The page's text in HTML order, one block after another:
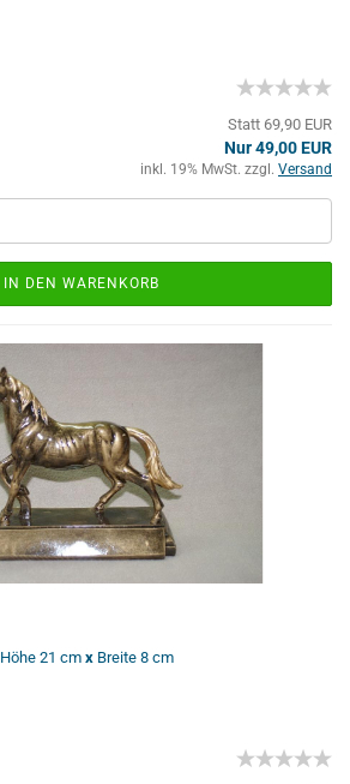
Statt 69,90 EUR
Nur 49,00 EUR
inkl. 19% MwSt. zzgl. Versand
IN DEN WARENKORB
Höhe 21 cm x Breite 8 cm